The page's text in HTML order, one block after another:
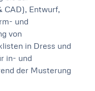
CAD), Entwurf,
und
von
in Dress und
in- und
der Musterung